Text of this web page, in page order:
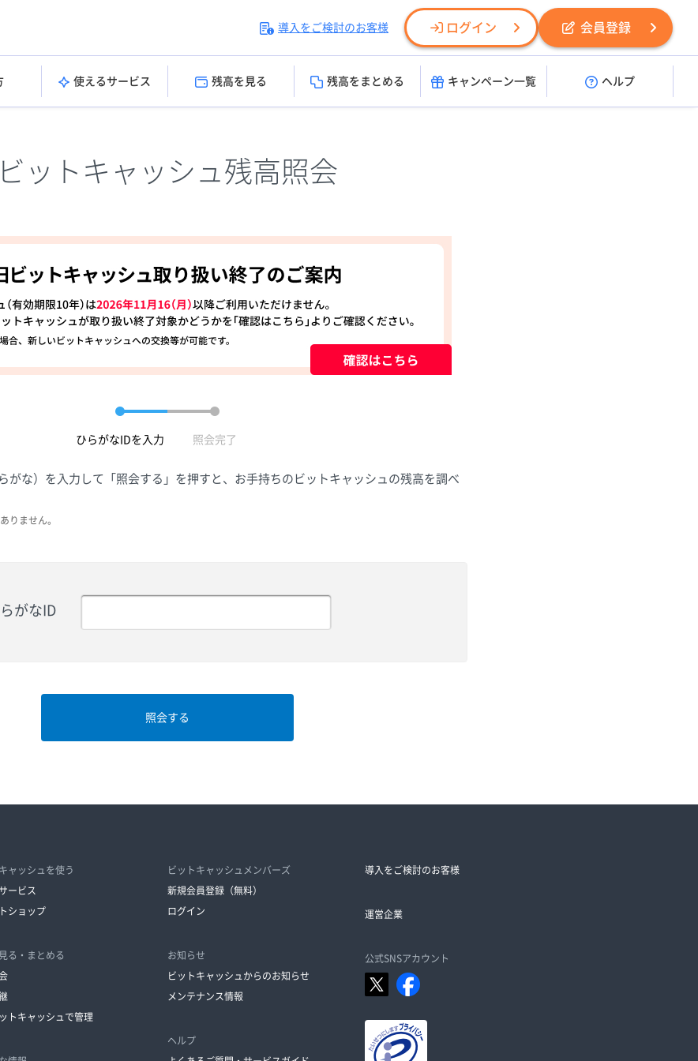
導入をご検討のお客様 ログイン 会員登録
使えるサービス 残高を見る 残高をまとめる キャンペーン一覧 ヘルプ
ビットキャッシュ残高照会
ひらがなIDを入力 照会完了
がな）を入力して「照会する」を押すと、お手持ちのビットキャッシュの残高を調べ
りません。
がなID
ャッシュを使う
ービス
ショップ
る・まとめる
トキャッシュで管理
ビットキャッシュメンバーズ
新規会員登録（無料）
ログイン
お知らせ
ビットキャッシュからのお知らせ
メンテナンス情報
ヘルプ
導入をご検討のお客様
運営企業
公式SNSアカウント